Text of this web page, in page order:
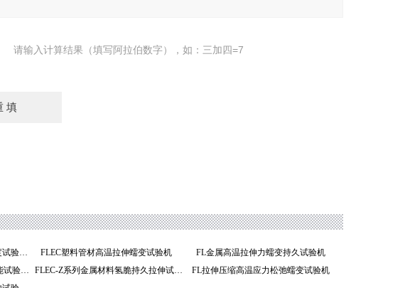
请输入计算结果（填写阿拉伯数字），如：三加四=7
FLEC-3三工位高温蠕变持久强度试验机 FLEC塑料管材高温拉伸蠕变试验机
FL金属高温拉伸力蠕变持久试验机
FLEC金属材料高温蠕变持久性能试验机 FLEC-Z系列金属材料氢脆持久拉伸试验机
FL拉伸压缩高温应力松弛蠕变试验机